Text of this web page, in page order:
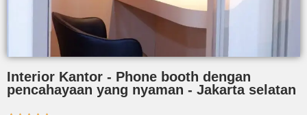
Interior Kantor - Phone booth dengan
pencahayaan yang nyaman - Jakarta selatan